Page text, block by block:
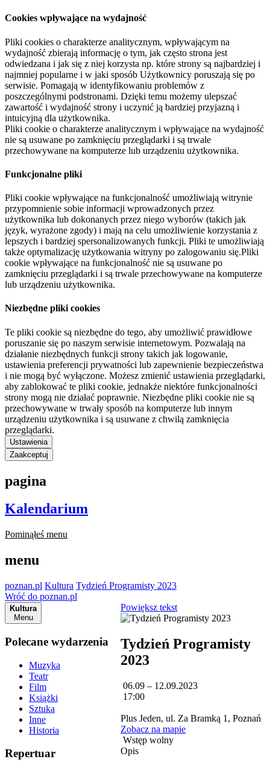
Cookies wpływające na wydajność
Pliki cookies o charakterze analitycznym, wpływającym na
wydajność zbierają informację o tym, jak często strona jest
odwiedzana i jak się z niej korzysta np. które strony są najbardziej i
najmniej popularne i w jaki sposób Użytkownicy poruszają się po
serwisie. Pomagają w identyfikowaniu problemów z
poszczególnymi podstronami. Dzięki temu możemy ulepszać
zawartość i wydajność strony i uczynić ją bardziej przyjazną i
intuicyjną dla użytkownika.
Pliki cookie o charakterze analitycznym i wpływające na wydajność
nie są usuwane po zamknięciu przeglądarki i są trwale
przechowywane na komputerze lub urządzeniu użytkownika.
Funkcjonalne pliki
Pliki cookie wpływające na funkcjonalność umożliwiają witrynie
przypomnienie sobie informacji wprowadzonych przez
użytkownika lub dokonanych przez niego wyborów (takich jak
język, wyrażone zgody) i mają na celu umożliwienie korzystania z
lepszych i bardziej spersonalizowanych funkcji. Pliki te umożliwiają
także optymalizację użytkowania witryny po zalogowaniu się.Pliki
cookie wpływające na funkcjonalność nie są usuwane po
zamknięciu przeglądarki i są trwale przechowywane na komputerze
lub urządzeniu użytkownika.
Niezbędne pliki cookies
Te pliki cookie są niezbędne do tego, aby umożliwić prawidłowe
poruszanie się po naszym serwisie internetowym. Pozwalają na
działanie niezbędnych funkcji strony takich jak logowanie,
ustawienia preferencji prywatności lub zapewnienie bezpieczeństwa
i nie mogą być wyłączone. Możesz zmienić ustawienia przeglądarki,
aby zablokować te pliki cookie, jednakże niektóre funkcjonalności
strony mogą nie działać poprawnie. Niezbędne pliki cookie nie są
przechowywane w trwały sposób na komputerze lub innym
urządzeniu użytkownika i są usuwane z chwilą zamknięcia
przeglądarki.
Ustawienia
Zaakceptuj
pagina
Kalendarium
Pominąłeś menu
menu
poznan.pl Kultura Tydzień Programisty 2023
Wróć do poznan.pl
Kultura
Menu
Polecane wydarzenia
Muzyka
Teatr
Film
Książki
Sztuka
Inne
Historia
Repertuar
Powiększ tekst
Tydzień Programisty
2023
06.09 – 12.09.2023
17:00
Plus Jeden, ul. Za Bramką 1, Poznań
Zobacz na mapie
Wstęp wolny
Opis